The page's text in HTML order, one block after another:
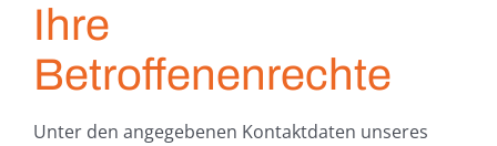
Ihre
Betroffenenrechte
Unter den angegebenen Kontaktdaten unseres